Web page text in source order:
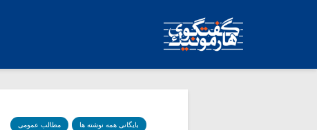
بایگانی همه نوشته ها مطالب عمومی